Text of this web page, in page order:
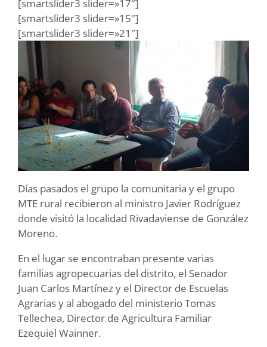
[smartslider3 slider=»17″]
[smartslider3 slider=»15″]
[smartslider3 slider=»21″]
Días pasados el grupo la comunitaria y el grupo
MTE rural recibieron al ministro Javier Rodríguez
donde visitó la localidad Rivadaviense de González
Moreno.
En el lugar se encontraban presente varias
familias agropecuarias del distrito, el Senador
Juan Carlos Martínez y el Director de Escuelas
Agrarias y al abogado del ministerio Tomas
Tellechea, Director de Agricultura Familiar
Ezequiel Wainner.